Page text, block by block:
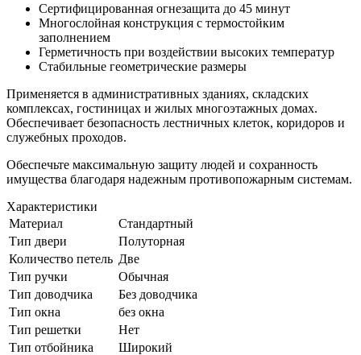
Сертифицированная огнезащита до 45 минут
Многослойная конструкция с термостойким
заполнением
Герметичность при воздействии высоких температур
Стабильные геометрические размеры
Применяется в административных зданиях, складских
комплексах, гостиницах и жилых многоэтажных домах.
Обеспечивает безопасность лестничных клеток, коридоров и
служебных проходов.
Обеспечьте максимальную защиту людей и сохранность
имущества благодаря надежным противопожарным системам.
Характеристики
Материал
Стандартный
Тип двери
Полуторная
Количество петель Две
Тип ручки
Обычная
Тип доводчика
Без доводчика
Тип окна
без окна
Тип решетки
Нет
Тип отбойника
Широкий